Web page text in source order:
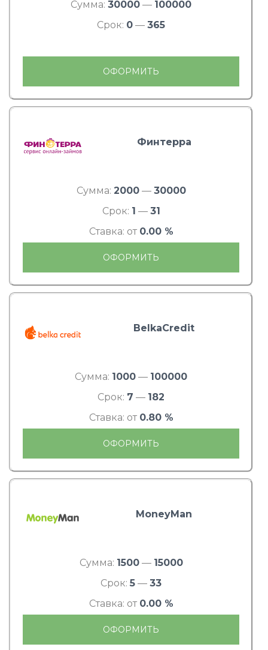
Сумма: 30000 — 100000
Срок: 0 — 365
ОФОРМИТЬ
Финтерра
Сумма: 2000— 30000
Срок: 1 — 31
Ставка: от 0.00 %
ОФОРМИТЬ
BelkaCredit
Сумма: 1000 — 100000
Срок: 7 — 182
Ставка: от 0.80 %
ОФОРМИТЬ
MoneyMan
Сумма: 1500— 15000
Срок: 5 — 33
Ставка: от 0.00 %
ОФОРМИТЬ